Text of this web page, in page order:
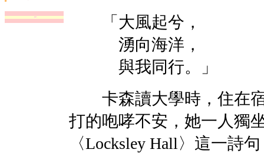
「大風起兮，
湧向海洋，
與我同行。」
卡森讀大學時，住在宿
打的咆哮不安，她一人獨
〈Locksley Hall〉這一詩